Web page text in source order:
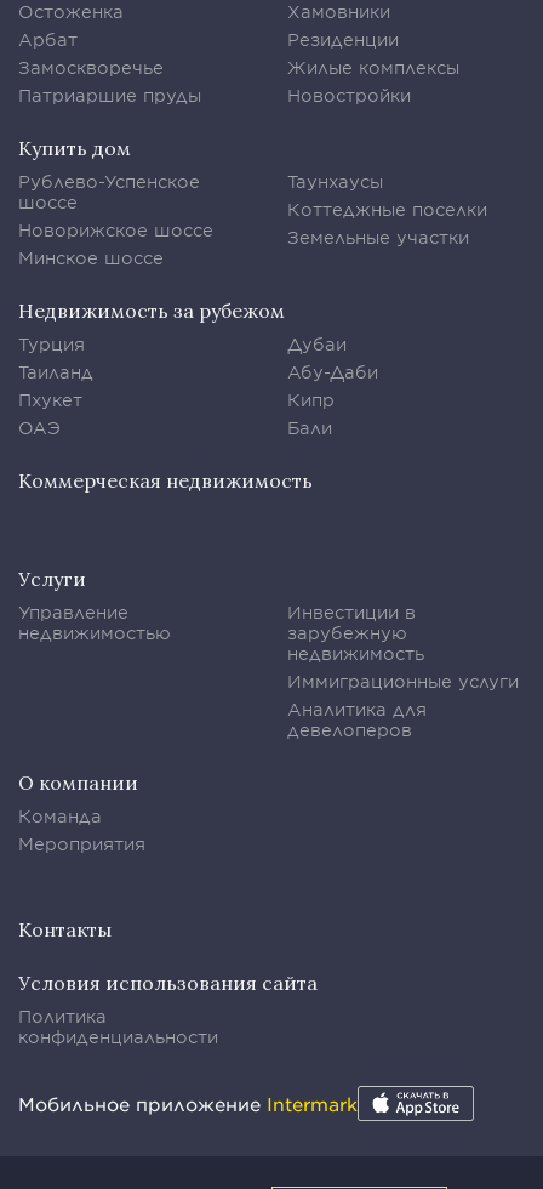
Остоженка
Арбат
Замоскворечье
Патриаршие пруды
Хамовники
Резиденции
Жилые комплексы
Новостройки
Купить дом
Рублево-Успенское
шоссе
Новорижское шоссе
Минское шоссе
Таунхаусы
Коттеджные поселки
Земельные участки
Недвижимость за рубежом
Турция
Таиланд
Пхукет
ОАЭ
Дубаи
Абу-Даби
Кипр
Бали
Коммерческая недвижимость
Услуги
Управление
недвижимостью
Инвестиции в
зарубежную
недвижимость
Иммиграционные услуги
Аналитика для
девелоперов
О компании
Команда
Мероприятия
Контакты
Условия использования сайта
Политика
конфиденциальности
Мобильное приложение Intermark